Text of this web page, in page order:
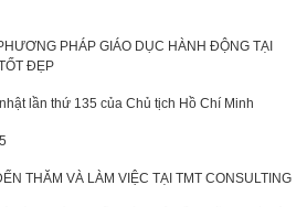
PHÁP GIÁO DỤC HÀNH ĐỘNG TẠI
ĐẸP
lần thứ 135 của Chủ tịch Hồ Chí Minh
THĂM VÀ LÀM VIỆC TẠI TMT CONSULTING